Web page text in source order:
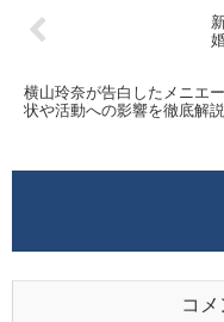
横山玲奈が告白したメニエ
状や活動への影響を徹底解説
コ